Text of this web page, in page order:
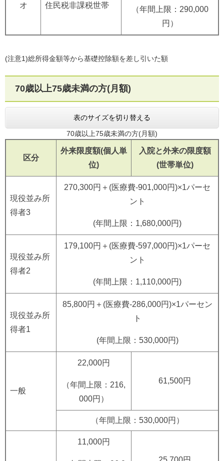
オ 住民税非課税世帯
（年間上限：290,000
円）
(注意1)総所得金額等から基礎控除額を差し引いた額
70歳以上75歳未満の方(月額)
表のサイズを切り替える
70歳以上75歳未満の方(月額)
区分
外来限度額(個人単
位)
入院と外来の限度額
(世帯単位)
現役並み所
得者3
270,300円＋(医療費-901,000円)×1パーセ
ント
(年間上限：1,680,000円)
現役並み所
得者2
179,100円＋(医療費-597,000円)×1パーセ
ント
(年間上限：1,110,000円)
現役並み所
得者1
85,800円＋(医療費-286,000円)×1パーセン
ト
(年間上限：530,000円)
一般
22,000円
（年間上限：216,
000円）
61,500円
（年間上限：530,000円）
11,000円